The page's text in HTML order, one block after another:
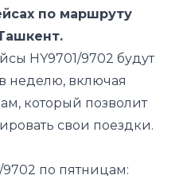
по маршруту
HY9701/9702 будут
неделю, включая
который позволит
свои поездки.
9702 по пятницам: